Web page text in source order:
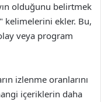
olduğunu belirtmek
kelimelerini ekler. Bu,
veya program
izlenme oranlarını
içeriklerin daha